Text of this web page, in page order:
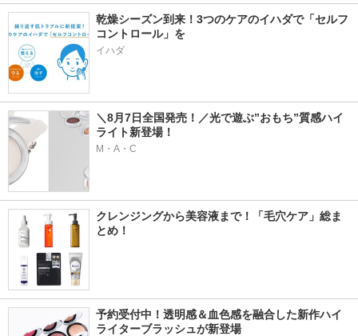
乾燥シーズン到来！3つのケアのイハダで「セルフ
コントロール」を
イハダ
＼8月7日全国発売！／光で遊ぶ”おもち”質感ハイ
ライト新登場！
M・A・C
クレンジングから美容液まで！「毛穴ケア」総ま
とめ！
予約受付中！透明感＆血色感を融合した新作ハイ
ライターブラッシュが新登場